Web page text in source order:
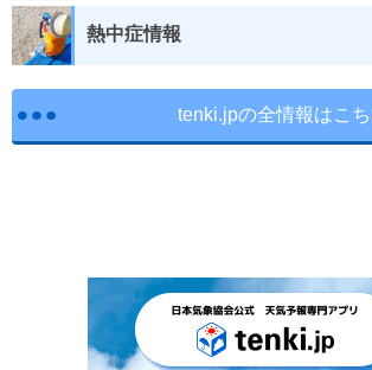
熱中症情報
tenki.jpの全情報はこち